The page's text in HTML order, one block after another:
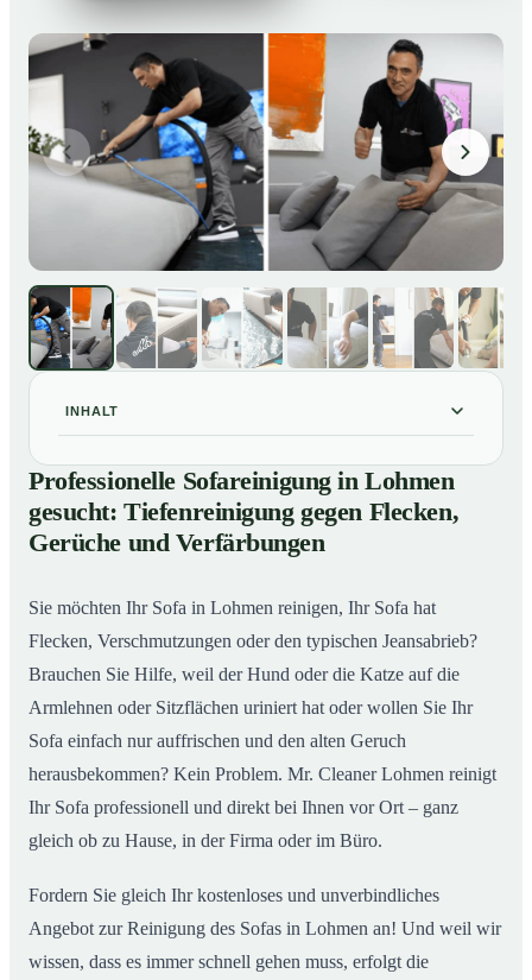
INHALT
01 Professionelle Sofareinigung in Lohmen gesucht:
Tiefenreinigung gegen Flecken, Gerüche und
Verfärbungen
02So wird Ihr Sofa in Lohmen wieder wie neu
Professionelle Sofareinigung in Lohmen
gesucht: Tiefenreinigung gegen Flecken,
Gerüche und Verfärbungen
Sie möchten Ihr Sofa in Lohmen reinigen, Ihr Sofa hat
Flecken, Verschmutzungen oder den typischen Jeansabrieb?
Brauchen Sie Hilfe, weil der Hund oder die Katze auf die
Armlehnen oder Sitzflächen uriniert hat oder wollen Sie Ihr
Sofa einfach nur auffrischen und den alten Geruch
herausbekommen? Kein Problem. Mr. Cleaner Lohmen reinigt
Ihr Sofa professionell und direkt bei Ihnen vor Ort – ganz
gleich ob zu Hause, in der Firma oder im Büro.
Fordern Sie gleich Ihr kostenloses und unverbindliches
Angebot zur Reinigung des Sofas in Lohmen an! Und weil wir
wissen, dass es immer schnell gehen muss, erfolgt die